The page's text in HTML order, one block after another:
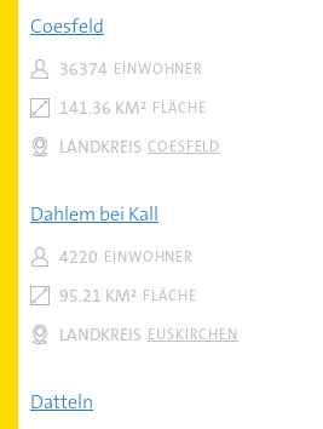
Coesfeld
EINWOHNER
36374
FLÄCHE
141.36 KM²
COESFELD
LANDKREIS
Dahlem bei Kall
EINWOHNER
4220
FLÄCHE
95.21 KM²
EUSKIRCHEN
LANDKREIS
Datteln